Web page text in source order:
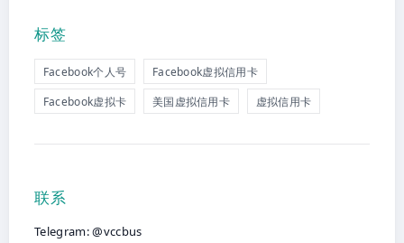
标签
Facebook个人号
Facebook虚拟信用卡
Facebook虚拟卡
美国虚拟信用卡 虚拟信用卡
联系
Telegram: @vccbus